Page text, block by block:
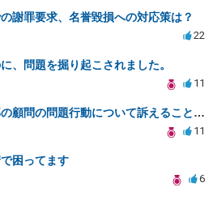
謝罪要求、名誉毀損への対応策は？
22
、問題を掘り起こされました。
11
バスケットボール部の顧問の問題行動について訴えることは可能でしょうか？
11
困ってます
6